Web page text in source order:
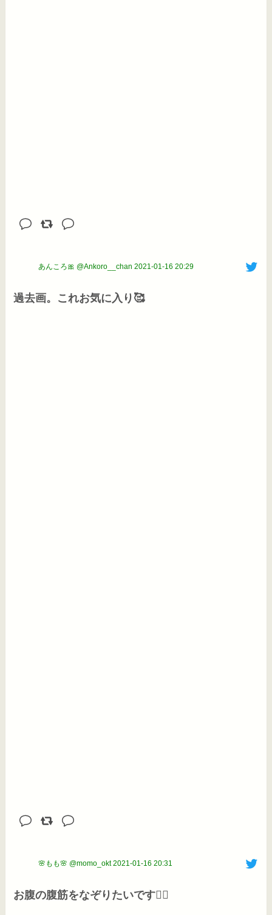
あんころ🎀 @Ankoro__chan 2021-01-16 20:29
過去画。これお気に入り🥰
🌸もも🌸 @momo_okt 2021-01-16 20:31
お腹の腹筋をなぞりたいです🙋‍♀️